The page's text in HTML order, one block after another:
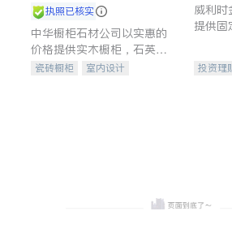
执照已核实
中华橱柜石材公司以实惠的
价格提供实木橱柜，石英石
台面，多种优质不锈钢水
瓷砖橱柜
室内设计
威利时
提供固
合，助
投资理